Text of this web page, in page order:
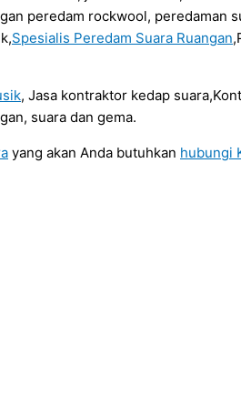
peredam rockwool, peredaman
Spesialis Peredam Suara Ruangan
, Jasa kontraktor kedap
suara dan gema.
yang akan Anda butuhkan hubungi